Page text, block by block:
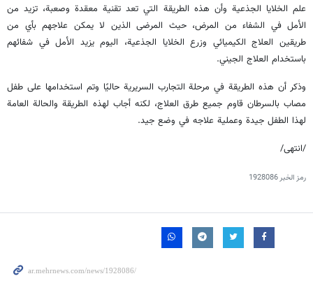
علم الخلايا الجذعية وأن هذه الطريقة التي تعد تقنية معقدة وصعبة، تزيد من
الأمل في الشفاء من المرض، حیث المرضى الذين لا يمكن علاجهم بأي من
طریقین العلاج الكيميائي وزرع الخلايا الجذعية، اليوم یزید الأمل في شفائهم
باستخدام العلاج الجيني.
وذكر أن هذه الطريقة في مرحلة التجارب السريرية حاليًا وتم استخدامها على طفل
مصاب بالسرطان قاوم جميع طرق العلاج، لكنه أجاب لهذه الطريقة والحالة العامة
لهذا الطفل جيدة وعملية علاجه في وضع جيد.
/انتهى/
رمز الخبر1928086